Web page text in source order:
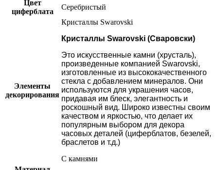
Цвет
циферблата
Серебристый
Элементы
декорирования
Кристаллы Swarovski
Кристаллы Swarovski (Сваровски)
Это искусственные камни (хрусталь),
произведенные компанией Swarovski,
изготовленные из высококачественного
стекла с добавлением минералов. Они
используются для украшения часов,
придавая им блеск, элегантность и
роскошный вид. Широко известны своим
качеством и яркостью, что делает их
популярным выбором для декора
часовых деталей (циферблатов, безелей,
браслетов и т.д.)
С камнями